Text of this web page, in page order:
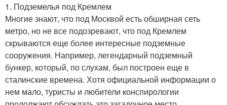
1. Подземелья под Кремлем
Многие знают, что под Москвой есть обширная сеть
метро, но не все подозревают, что под Кремлем
скрываются еще более интересные подземные
сооружения. Например, легендарный подземный
бункер, который, по слухам, был построен еще в
сталинские времена. Хотя официальной информации о
нем мало, туристы и любители конспирологии